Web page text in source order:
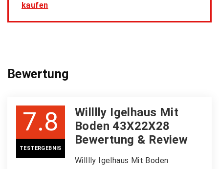
kaufen
Bewertung
7.8
TESTERGEBNIS
Willlly Igelhaus Mit
Boden 43X22X28
Bewertung & Review
Willlly Igelhaus Mit Boden